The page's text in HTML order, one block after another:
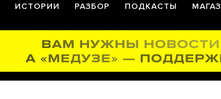
ИСТОРИИ РАЗБОР ПОДКАСТЫ МАГАЗ